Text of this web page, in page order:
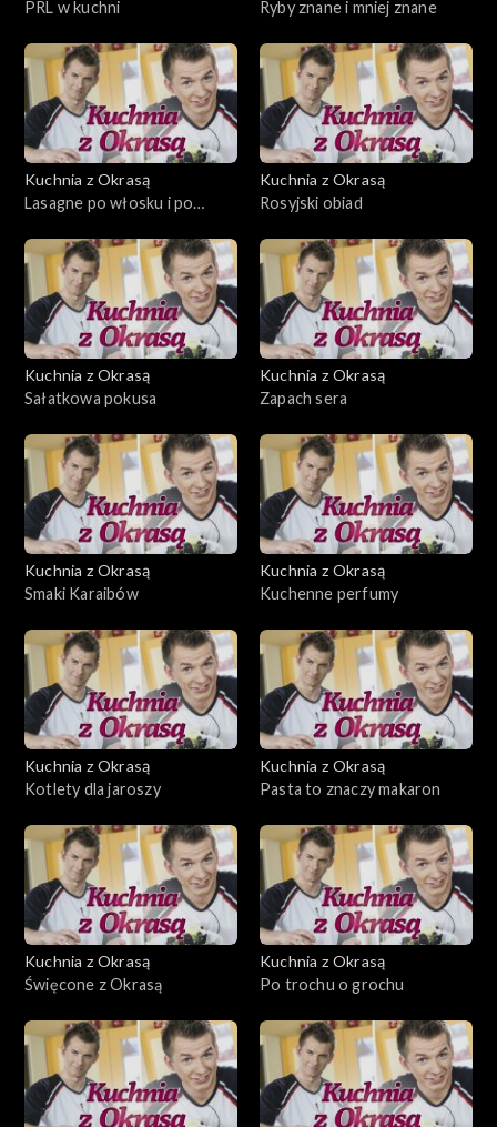
PRL w kuchni Ryby znane i mniej znane
Kuchnia z Okrasą
Lasagne po włosku i po
Kuchnia z Okrasą
Rosyjski obiad
Kuchnia z Okrasą
Sałatkowa pokusa
Kuchnia z Okrasą
Zapach sera
Kuchnia z Okrasą
Smaki Karaibów
Kuchnia z Okrasą
Kuchenne perfumy
Kuchnia z Okrasą
Kotlety dla jaroszy
Kuchnia z Okrasą
Pasta to znaczy makaron
Kuchnia z Okrasą
Święcone z Okrasą
Kuchnia z Okrasą
Po trochu o grochu